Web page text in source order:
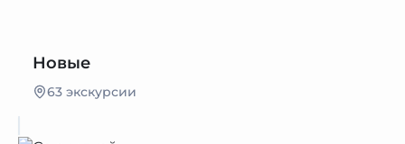
Новые
63 экскурсии